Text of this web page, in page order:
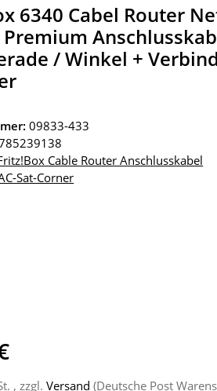
6340 Cabel Router
/ Winkel +
09833-433
Cable Router Anschlusskabel
Sat-Corner
, zzgl.Versand(Deutsche Post